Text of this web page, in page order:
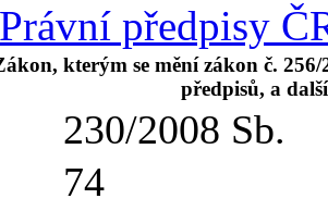
Právní předpisy
kterým se mění zákon č.
předpisů, a
230/2008 Sb.
74